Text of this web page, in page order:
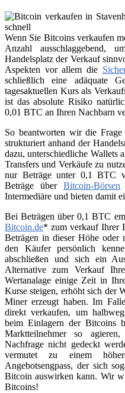
Wenn Sie Bitcoins verkaufen
Anzahl ausschlaggebend,
Handelsplatz der Verkauf
Aspekten vor allem die
schließlich eine adäquate
tagesaktuellen Kurs als
ist das absolute Risiko
0,01 BTC an Ihren Nachbarn
So beantworten wir die
strukturiert anhand der
dazu, unterschiedliche Wallets
Transfers und Verkäufe zu
nur Beträge unter 0,1 BTC
Beträge überBitcoin-Börsen
Intermediäre und bieten damit
Bei Beträgen über 0,1 BTC
Bitcoin.de* zum verkauf Ihrer
Beträgen in dieser Höhe oder
den Käufer persönlich
abschließen und sich ein
Alternative zum Verkauf
Wertanalage einige Zeit in
Kurse steigen, erhöht sich der
Miner erzeugt haben. Im
direkt verkaufen, um
beim Einlagern der Bitcoins
Marktteilnehmer so
Nachfrage nicht gedeckt
vermutet zu einem
Angebotsengpass, der sich
Bitcoin auswirken kann. Wir
Bitcoins!